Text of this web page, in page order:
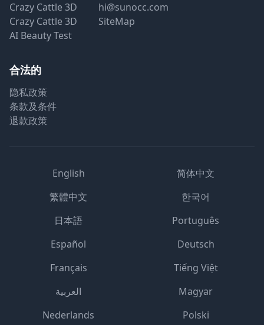
Crazy Cattle 3D
Crazy Cattle 3D
AI Beauty Test
hi@sunocc.com
SiteMap
合法的
隐私政策
条款及条件
退款政策
English
简体中文
繁體中文
한국어
日本語
Português
Español
Deutsch
Français
Tiếng Việt
العربية
Magyar
Nederlands
Polski